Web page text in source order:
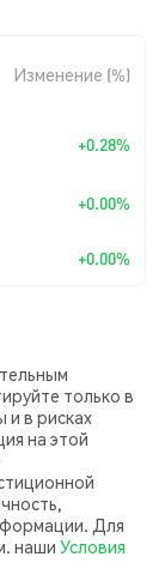
Изменение (%)
+0.28%
+0.00%
+0.00%
только в
в рисках
на этой
Для
наши Условия